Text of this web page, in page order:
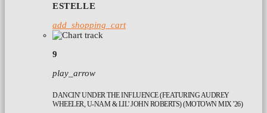
ESTELLE
add_shopping_cart
9
play_arrow
DANCIN' UNDER THE INFLUENCE (FEATURING AUDREY
WHEELER, U-NAM & LIL' JOHN ROBERTS) (MOTOWN MIX '26)